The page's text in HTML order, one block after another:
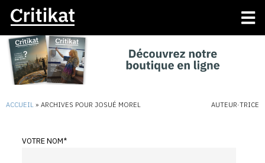
ACCUEIL » ARCHIVES POUR JOSUÉ MOREL AUTEUR·TRICE
VOTRE NOM*